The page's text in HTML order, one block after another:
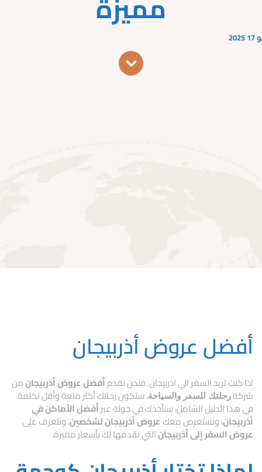
أفضل عروض أذربيجان
اذا كنت تريد السفر الي اذربيجان. فنحن نقدمأفضل عروض أذربيجانمن
شركةرحلتك للسفر والسياحة، ستكون رحلتك أكثر متعة وأقل تكلفة.
في هذا الدليل الشامل، سنأخذك في جولة عبرأفضل الأماكن في
أذربيجان، ونستعرض معكعروض أذربيجان لشخصين، ونتعرف على
عروض السفر إلى أذربيجانالتي نقدمها لك بأسعار مميزة.